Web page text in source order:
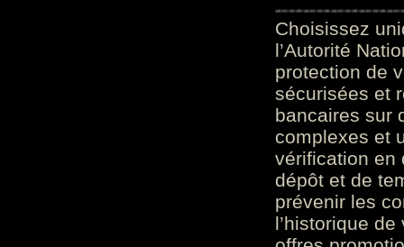
Choisissez
l’Autorité
protection de
sécurisées et
bancaires sur
complexes et
vérification en
dépôt et de
prévenir les
l’historique